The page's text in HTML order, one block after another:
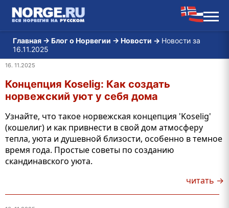
Главная → Блог о Норвегии → Новости → Новости за
16.11.2025
16. 11.2025
Концепция Koselig: Как создать
норвежский уют у себя дома
Узнайте, что такое норвежская концепция 'Koselig'
(кошелиг) и как привнести в свой дом атмосферу
тепла, уюта и душевной близости, особенно в темное
время года. Простые советы по созданию
скандинавского уюта.
читать →